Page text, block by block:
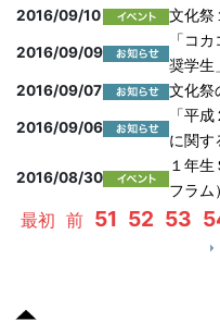
2016/09/10
文化祭
2016/09/09
「コ
奨学生
2016/09/07
文化祭
2016/09/06
「平
に関す
2016/08/30
１年
フラム）
最初 前 51 52 53